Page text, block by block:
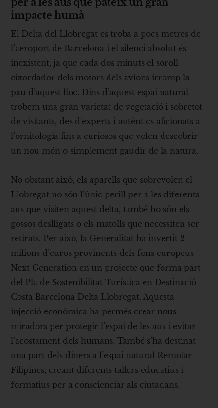
per a les aus que pateix un gran
impacte humà
El Delta del Llobregat es troba a pocs metres de
l’aeroport de Barcelona i el silenci absolut és
inexistent, ja que cada dos minuts el soroll
eixordador dels motors dels avions irromp la
pau d’aquest lloc. Dins d’aquest espai natural
trobem una gran varietat de vegetació i sobretot
de visitants, des d'experts i autèntics aficionats a
l’ornitologia fins a curiosos que volen descobrir
un nou món o simplement gaudir de la natura.
No obstant això, els aparells que sobrevolen el
Llobregat no són l’únic perill per a les diferents
aus que visiten aquest delta, també ho són els
gossos deslligats o els matolls que necessiten ser
retirats. Per això, la Generalitat ha invertit 2
milions d’euros provinents dels fons europeus
Next Generation en un projecte que forma part
del Pla de Sostenibilitat Turística en Destinació
Costa Barcelona Delta Llobregat. Aquesta
injecció econòmica ha permès crear nous
miradors per protegir l’espai de les aus i evitar
l’acostament dels humans. També s’ha destinat
una part dels diners a l’espai natural Remolar-
Filipines, creant diferents tallers educatius i
formatius per a conscienciar als ciutadans.